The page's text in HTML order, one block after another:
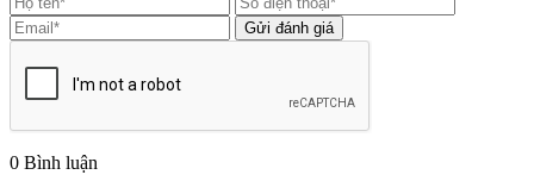
Gửi đánh giá
0 Bình luận